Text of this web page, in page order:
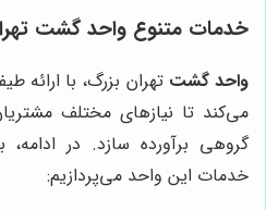
خدمات متنوع واحد گشت
واحد گشت تهران بزرگ، با ارائه
می‌کند تا نیازهای مختلف
گروهی برآورده سازد. در
خدمات این واحد می‌پردازیم: